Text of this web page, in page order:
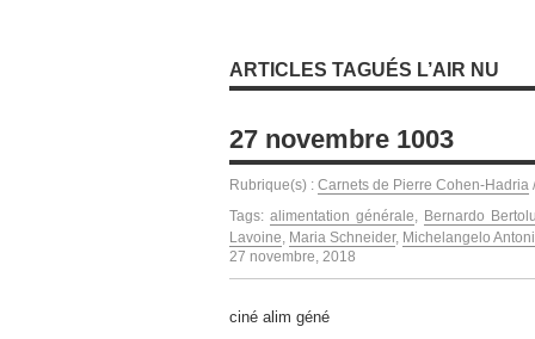
ARTICLES TAGUÉS L’AIR NU
27 novembre 1003
Rubrique(s) : Carnets de Pierre Cohen-Hadria
Tags: alimentation générale, Bernardo
Lavoine, Maria Schneider, Michelangelo
27 novembre, 2018
ciné alim géné